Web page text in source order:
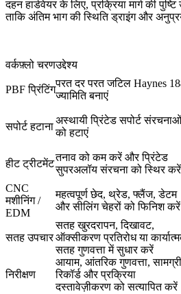
दहन हार्डवेयर के लिए, प्रक्रिया मार्ग की
ताकि अंतिम भाग की स्थिति ड्राइंग और
वर्कफ़्लो चरणउद्देश्य
PBF प्रिंटिंग
परत दर परत जटिल Haynes
ज्यामिति बनाएं
सपोर्ट हटाना
अस्थायी प्रिंटेड सपोर्ट संरचनाओं
को हटाएं
हीट ट्रीटमेंट
तनाव को कम करें और प्रिंटेड
सुपरअलॉय संरचना को स्थिर करें
CNC
मशीनिंग/
EDM
महत्वपूर्ण छेद, थ्रेड, फ्लैंज, डेटम
और सीलिंग चेहरों को फिनिश करें
सतह उपचार
सतह खुरदरापन, दिखावट,
ऑक्सीकरण प्रतिरोध या
सतह गुणवत्ता में सुधार करें
निरीक्षण
आयाम, आंतरिक गुणवत्ता, सामग्री
रिकॉर्ड और प्रक्रिया
दस्तावेज़ीकरण को सत्यापित करें